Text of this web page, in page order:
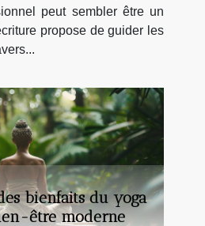
peut sembler être un
propose de guider les
bienfaits du yoga
être moderne